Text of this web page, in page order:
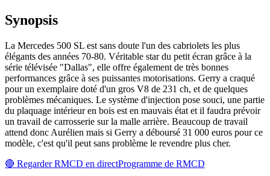
Synopsis
La Mercedes 500 SL est sans doute l'un des cabriolets les plus
élégants des années 70-80. Véritable star du petit écran grâce à la
série télévisée "Dallas", elle offre également de très bonnes
performances grâce à ses puissantes motorisations. Gerry a craqué
pour un exemplaire doté d'un gros V8 de 231 ch, et de quelques
problèmes mécaniques. Le système d'injection pose souci, une partie
du plaquage intérieur en bois est en mauvais état et il faudra prévoir
un travail de carrosserie sur la malle arrière. Beaucoup de travail
attend donc Aurélien mais si Gerry a déboursé 31 000 euros pour ce
modèle, c'est qu'il peut sans problème le revendre plus cher.
🔴 RegarderRMCD en directProgramme de RMCD